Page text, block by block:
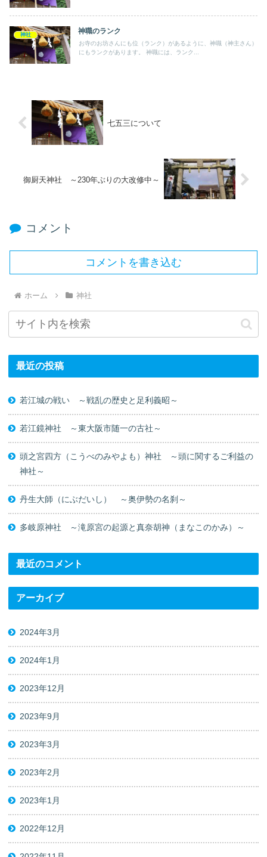
神社 神職のランク
お寺のお坊さんにも位（ランク）があるように、神職（神主さん）
にもランクがあります。 神職には、ランク...
七五三について
御厨天神社 ～230年ぶりの大改修中～
コメント
コメントを書き込む
ホーム 神社
最近の投稿
若江城の戦い ～戦乱の歴史と足利義昭～
若江鏡神社 ～東大阪市随一の古社～
頭之宮四方（こうべのみやよも）神社 ～頭に関するご利益の
神社～
丹生大師（にぶだいし） ～奥伊勢の名刹～
多岐原神社 ～滝原宮の起源と真奈胡神（まなこのかみ）～
最近のコメント
アーカイブ
2024年3月
2024年1月
2023年12月
2023年9月
2023年3月
2023年2月
2023年1月
2022年12月